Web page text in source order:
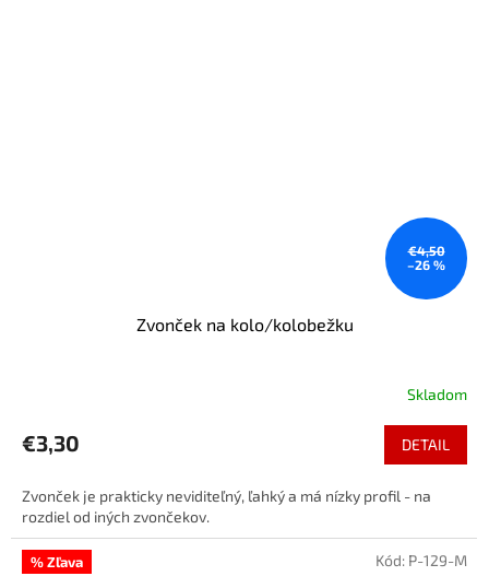
€4,50
–26 %
Zvonček na kolo/kolobežku
Skladom
€3,30 DETAIL
Zvonček je prakticky neviditeľný, ľahký a má nízky profil - na
rozdiel od iných zvončekov.
% Zľava Kód: P-129-M